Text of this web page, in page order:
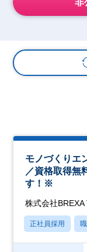
非
モノづくりエ
／資格取得無
す！※
株式会社
正社員採用